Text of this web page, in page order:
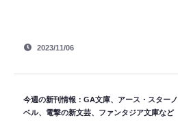
2023/11/06
今週の新刊情報：GA文庫、アース・スターノ
ベル、電撃の新文芸、ファンタジア文庫など